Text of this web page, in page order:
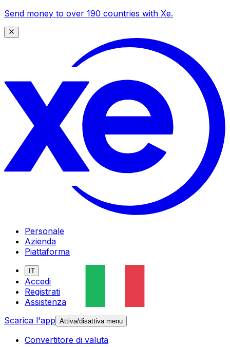
Send money to over 190 countries with Xe.
Personale
Azienda
Piattaforma
IT
Accedi
Registrati
Assistenza
Scarica l'app Attiva/disattiva menu
Convertitore di valuta